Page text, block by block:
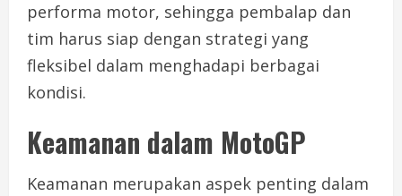
performa motor, sehingga pembalap dan
tim harus siap dengan strategi yang
fleksibel dalam menghadapi berbagai
kondisi.
Keamanan dalam MotoGP
Keamanan merupakan aspek penting dalam